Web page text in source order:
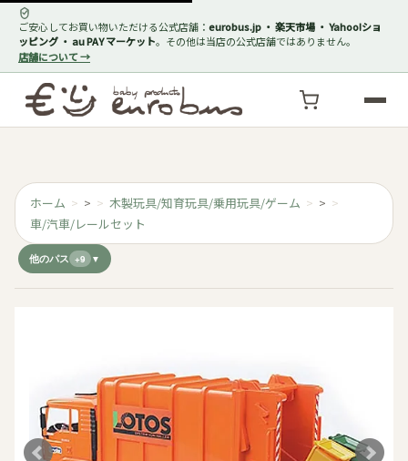
ご安心してお買い物いただける公式店舗： eurobus.jp ・ 楽天市場 ・ Yahoo!ショ
ッピング ・ au PAY マーケット。その他は当店の公式店舗ではありません。
店舗について →
ホーム > 木製玩具/知育玩具/乗用玩具/ゲーム
>
車/汽車/レールセット
他のパス +9